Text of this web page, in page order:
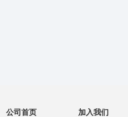
公司首页 加入我们